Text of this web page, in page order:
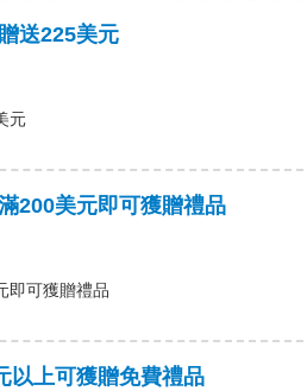
送225美元
元
200美元即可獲贈禮品
即可獲贈禮品
以上可獲贈免費禮品